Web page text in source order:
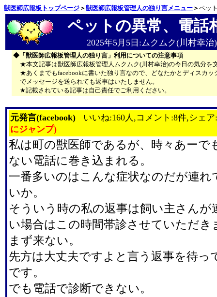
獣医師広報板トップページ ＞ 獣医師広報板管理人の独り言メニュー ＞ ペッ
ペットの異常、電話
2025年5月5日:ムクムク(川村幸治)
◆「獣医師広報板管理人の独り言」利用についての注意事項
★本文記事は獣医師広報板管理人ムクムク(川村幸治)の今日の気分を
★あくまでもfacebookに書いた独り言なので、どなたかとディスカ
でメッセージを送られても返事はいたしません。
★記載されている記事は自己責任でご利用ください。
元発言(facebook)
いいね:160人,コメント:8件,シェア
にジャンプ)
私は町の獣医師であるが、時々あーで
ない電話に巻き込まれる。
一番多いのはこんな症状なのだが連れ
いか。
そういう時の私の返事は飼い主さんが
い場合はこの時間帯診させていただき
まず来ない。
先方は大丈夫ですよと言う返事を待っ
です。
でも電話で診断できない。